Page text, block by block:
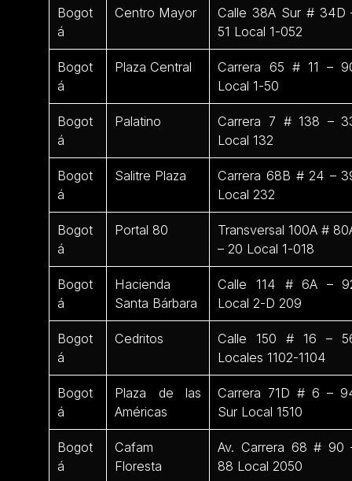
Bogot
á
Centro Mayor
Calle 38A Sur # 34D
51 Local 1-052
Bogot
á
Plaza Central
Carrera 65 # 11 –
Local 1-50
Bogot
á
Palatino
Carrera 7 # 138 –
Local 132
Bogot
á
Salitre Plaza
Carrera 68B # 24 –
Local 232
Bogot
á
Portal 80
Transversal 100A #
– 20 Local 1-018
Bogot
á
Hacienda
Santa Bárbara
Calle 114 # 6A –
Local 2-D 209
Bogot
á
Cedritos
Calle 150 # 16 –
Locales 1102-1104
Bogot
á
Plaza de las
Américas
Carrera 71D # 6 –
Sur Local 1510
Bogot
á
Cafam
Floresta
Av. Carrera 68 # 90
88 Local 2050